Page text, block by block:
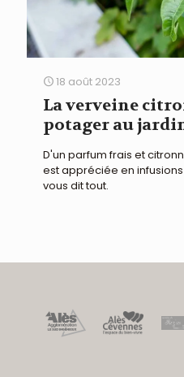
18 août 2023
La verveine
potager au
D'un parfum frais et
est appréciée en
vous dit tout.